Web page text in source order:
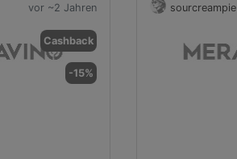
vor ~2 Jahren
Cashback
-15%
sourcreampie